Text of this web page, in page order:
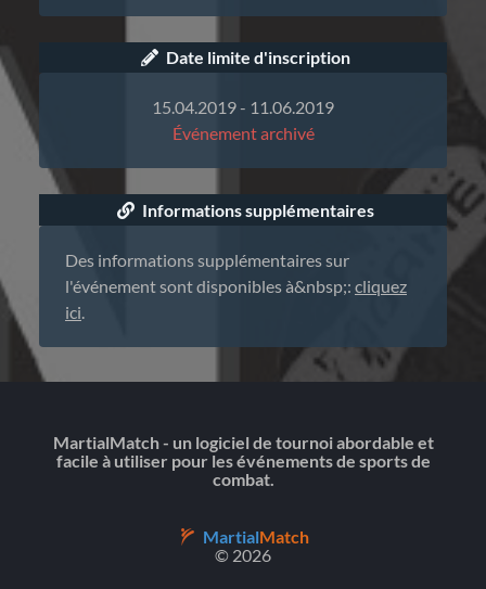
Date limite d'inscription
15.04.2019 - 11.06.2019
Événement archivé
Informations supplémentaires
Des informations supplémentaires sur
l'événement sont disponibles à&nbsp;: cliquez
ici.
MartialMatch - un logiciel de tournoi abordable et
facile à utiliser pour les événements de sports de
combat.
MartialMatch
© 2026